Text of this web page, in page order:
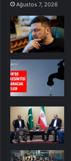
Ağustos 7, 2026